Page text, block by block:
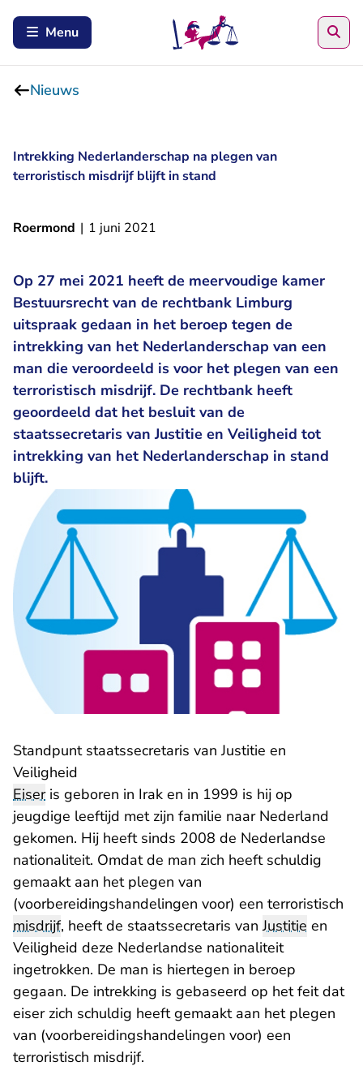
Menu
Nieuws
Intrekking Nederlanderschap na plegen van
terroristisch misdrijf blijft in stand
Roermond | 1 juni 2021
Op 27 mei 2021 heeft de meervoudige kamer
Bestuursrecht van de rechtbank Limburg
uitspraak gedaan in het beroep tegen de
intrekking van het Nederlanderschap van een
man die veroordeeld is voor het plegen van een
terroristisch misdrijf. De rechtbank heeft
geoordeeld dat het besluit van de
staatssecretaris van Justitie en Veiligheid tot
intrekking van het Nederlanderschap in stand
blijft.
Standpunt staatssecretaris van Justitie en
Veiligheid
Eiseris geboren in Irak en in 1999 is hij op
jeugdige leeftijd met zijn familie naar Nederland
gekomen. Hij heeft sinds 2008 de Nederlandse
nationaliteit. Omdat de man zich heeft schuldig
gemaakt aan het plegen van
(voorbereidingshandelingen voor) een terroristisch
misdrijf, heeft de staatssecretaris vanJustitie en
Veiligheid deze Nederlandse nationaliteit
ingetrokken. De man is hiertegen in beroep
gegaan. De intrekking is gebaseerd op het feit dat
eiser zich schuldig heeft gemaakt aan het plegen
van (voorbereidingshandelingen voor) een
terroristisch misdrijf.